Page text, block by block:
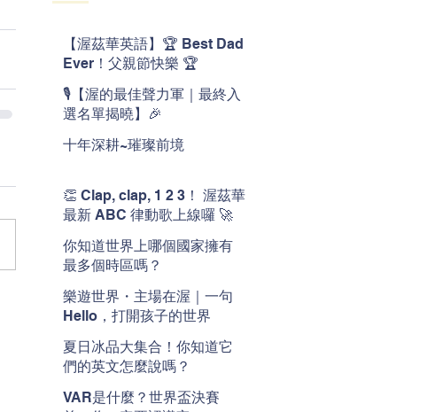
【渥茲華英語】🏆 Best Dad
Ever！父親節快樂 🏆
🎙️【渥的最佳聲力軍｜最終入
選名單揭曉】🎉
十年深耕~璀璨前境
👏 Clap, clap, 1 2 3！ 渥茲華
最新 ABC 律動歌上線囉 🚀
你知道世界上哪個國家擁有
最多個時區嗎？
樂遊世界・主場在渥｜一句
Hello，打開孩子的世界
夏日冰品大集合！你知道它
們的英文怎麼說嗎？
VAR是什麼？世界盃決賽